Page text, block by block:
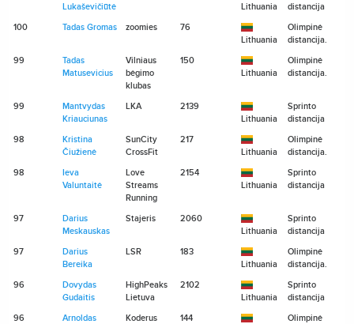
Lukaševičiūtė
Lithuania
distancija
100 Tadas Gromas zoomies
76
Lithuania
Olimpinė
distancija.
99
Tadas
Matusevicius
Vilniaus
bėgimo
klubas
150
Lithuania
Olimpinė
distancija.
99
Mantvydas
Kriauciunas
LKA
2139
Lithuania
Sprinto
distancija
98
Kristina
Čiužienė
SunCity
CrossFit
217
Lithuania
Olimpinė
distancija.
98
Ieva
Valuntaitė
Love
Streams
Running
2154
Lithuania
Sprinto
distancija
97
Darius
Meskauskas
Stajeris
2060
Lithuania
Sprinto
distancija
97
Darius
Bereika
LSR
183
Lithuania
Olimpinė
distancija.
96
Dovydas
Gudaitis
HighPeaks
Lietuva
2102
Lithuania
Sprinto
distancija
96
Arnoldas
Koderus
144
Olimpinė